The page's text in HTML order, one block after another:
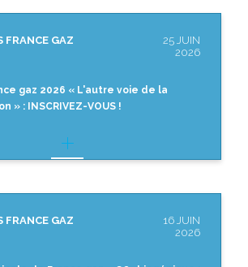
FRANCE GAZ
25 JUIN
2026
gaz 2026 « L'autre voie de la
» : INSCRIVEZ-VOUS !
FRANCE GAZ
16 JUIN
2026